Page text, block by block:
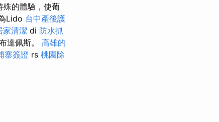
殊的體驗，使葡
Lido 台中產後護
家清潔 di 防水抓
達佩斯。 高雄的
寨簽證 rs 桃園除